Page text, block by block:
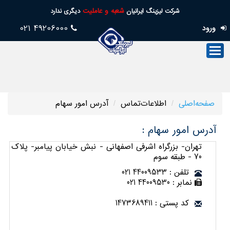
شرکت لیزینگ ایرانیان شعبه و عاملیتدیگری ندارد
ورود
صفحه‌اصلی
خدمات
پس
از
فروش
تسهیلات
امورسهام
صفحه‌اصلی اطلاعات‌تماس آدرس‌ امور سهام
آدرس امور سهام :
تهران- بزرگراه اشرفی اصفهانی - نبش خیابان پیامبر- پلاک
70 - طبقه سوم
تلفن : 44009533 021
نمابر : 44009530 021
کد پستی : 1473689411